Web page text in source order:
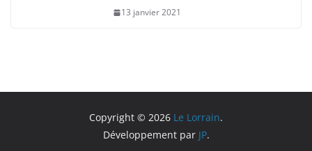
13 janvier 2021
Copyright © 2026 Le Lorrain.
Développement par JP.